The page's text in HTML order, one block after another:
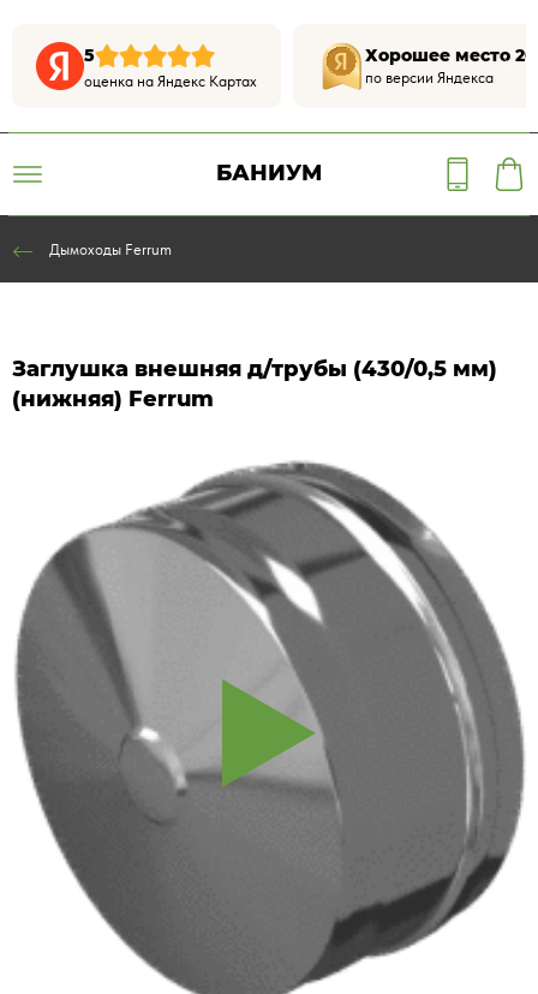
5
оценка на Яндекс Картах
Хорошее место
по версии Яндекса
БАНИУМ
Дымоходы Ferrum
Заглушка внешняя д/трубы (430/0,5 мм)
(нижняя) Ferrum